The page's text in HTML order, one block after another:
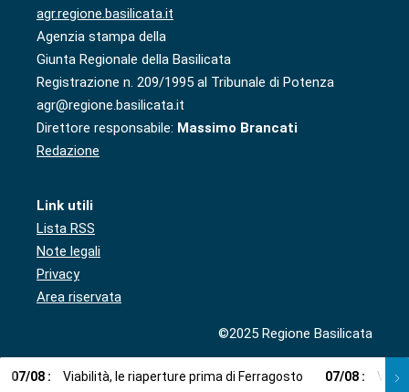
agr.regione.basilicata.it
Agenzia stampa della
Giunta Regionale della Basilicata
Registrazione n. 209/1995 al Tribunale di Potenza
agr@regione.basilicata.it
Direttore responsabile: Massimo Brancati
Redazione
Link utili
Lista RSS
Note legali
Privacy
Area riservata
©2025 Regione Basilicata
07/08 : Viabilità, le riaperture prima di Ferragosto 07/08 : Via